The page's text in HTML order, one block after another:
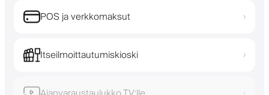
POS ja verkkomaksut ›
Itseilmoittautumiskioski ›